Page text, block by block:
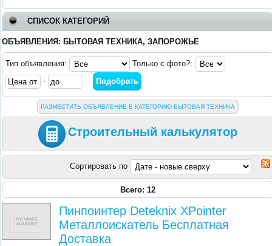
СПИСОК КАТЕГОРИЙ
ОБЪЯВЛЕНИЯ: БЫТОВАЯ ТЕХНИКА, ЗАПОРОЖЬЕ
Тип объявления:
Только с фото?:
-
РАЗМЕСТИТЬ ОБЪЯВЛЕНИЕ В КАТЕГОРИЮ БЫТОВАЯ ТЕХНИКА
Строительный калькулятор
Сортировать по
Всего: 12
Пинпоинтер Deteknix XPointer
Металлоискатель Бесплатная
Доставка